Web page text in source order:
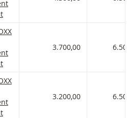
50 Rendement Certificaten met
3.700,00
50 Rendement Certificaten met
3.200,00